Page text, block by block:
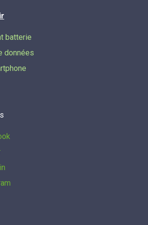
batterie
données​